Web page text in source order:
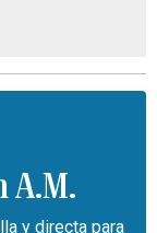
A.M.
y directa para